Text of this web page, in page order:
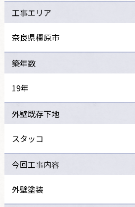
工事エリア
奈良県橿原市
築年数
19年
外壁既存下地
スタッコ
今回工事内容
外壁塗装